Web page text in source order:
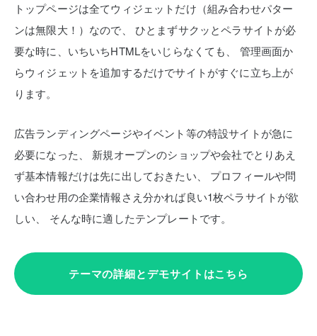
トップページは全てウィジェットだけ（組み合わせパター
ンは無限大！）なので、
ひとまずサクッとペラサイトが必
要な時に、いちいちHTMLをいじらなくても、
管理画面か
らウィジェットを追加するだけでサイトがすぐに立ち上が
ります。
広告ランディングページやイベント等の特設サイトが急に
必要になった、
新規オープンのショップや会社でとりあえ
ず基本情報だけは先に出しておきたい、
プロフィールや問
い合わせ用の企業情報さえ分かれば良い1枚ペラサイトが欲
しい、
そんな時に適したテンプレートです。
テーマの詳細とデモサイトはこちら